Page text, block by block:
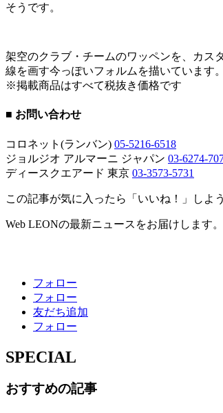
そうです。
架空のクラブ・チームのワッペンを、カス
線を画す今っぽいフォルムを描いています。
※掲載商品はすべて税抜き価格です
■ お問い合わせ
コロネット(ランバン) 05-5216-6518
ジョルジオ アルマーニ ジャパン 03-6274-
ディースクエアード 東京 03-3573-5731
この記事が気に入ったら「いいね！」しよう
Web LEONの最新ニュースをお届けします。
フォロー
フォロー
友だち追加
フォロー
SPECIAL
おすすめの記事